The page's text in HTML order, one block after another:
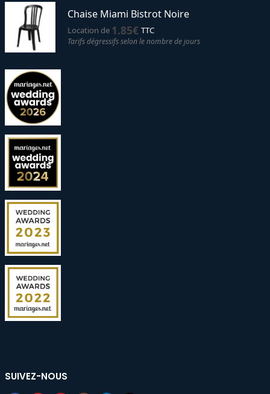
Chaise Miami Bistrot Noire
Location de 1.85€ TTC
Tarifs dégressifs selon le nombre de jours
SUIVEZ-NOUS